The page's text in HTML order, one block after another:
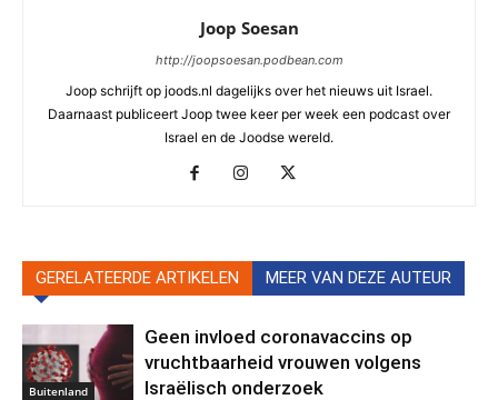
Joop Soesan
http://joopsoesan.podbean.com
Joop schrijft op joods.nl dagelijks over het nieuws uit Israel.
Daarnaast publiceert Joop twee keer per week een podcast over
Israel en de Joodse wereld.
GERELATEERDE ARTIKELEN MEER VAN DEZE AUTEUR
Buitenland
Geen invloed coronavaccins op
vruchtbaarheid vrouwen volgens
Israëlisch onderzoek